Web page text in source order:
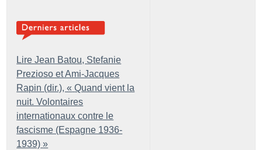
Lire Jean Batou, Stefanie
Prezioso et Ami-Jacques
Rapin (dir.), « Quand vient la
nuit. Volontaires
internationaux contre le
fascisme (Espagne 1936-
1939) »